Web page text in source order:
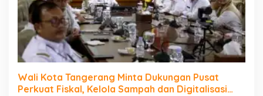
Wali Kota Tangerang Minta Dukungan Pusat
Perkuat Fiskal, Kelola Sampah dan Digitalisasi